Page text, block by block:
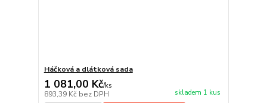
Háčková a dlátková sada
1 081,00 Kč/ks
893,39 Kč bez DPH skladem 1 kus